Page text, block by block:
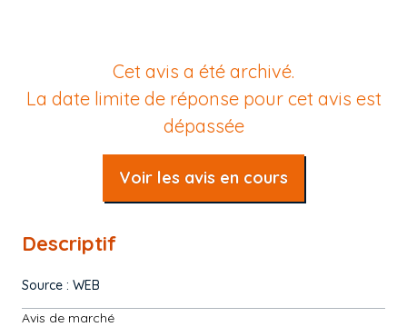
Cet avis a été archivé.
La date limite de réponse pour cet avis est
dépassée
Voir les avis en cours
Descriptif
Source : WEB
Avis de marché